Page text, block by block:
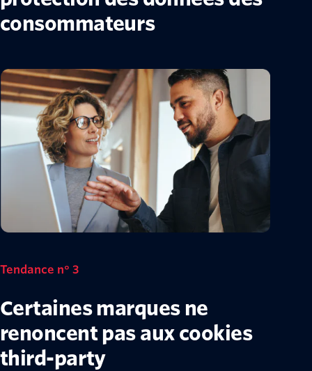
consommateurs
Tendance n° 3
Certaines marques ne
renoncent pas aux cookies
third-party